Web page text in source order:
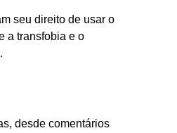
seu direito de usar o
a transfobia e o
desde comentários